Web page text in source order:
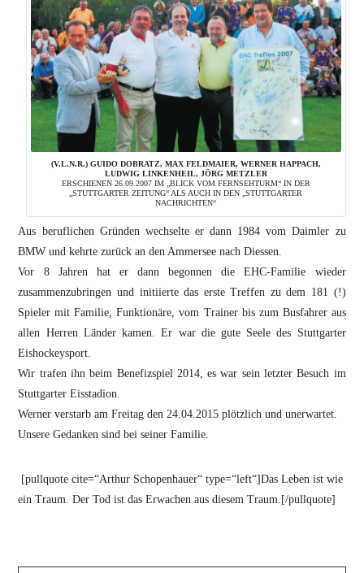
(V.L.N.R.) GUIDO DOBRATZ, MAX FELDMAIER, WERNER HAPPACH,
LUDWIG LINKENHEIL, JÖRG METZLER
ERSCHIENEN 26.09.2007 IM „BLICK VOM FERNSEHTURM“ IN DER
„STUTTGARTER ZEITUNG“ ALS AUCH IN DEN „STUTTGARTER
NACHRICHTEN“
Aus beruflichen Gründen wechselte er dann 1984 vom Daimler zu
BMW und kehrte zurück an den Ammersee nach Diessen.
Vor 8 Jahren hat er dann begonnen die EHC-Familie wieder
zusammenzubringen und initiierte das erste Treffen zu dem 181 (!)
Spieler mit Familie, Funktionäre, vom Trainer bis zum Busfahrer aus
allen Herren Länder kamen. Er war die gute Seele des Stuttgarter
Eishockeysport.
Wir trafen ihn beim Benefizspiel 2014, es war sein letzter Besuch im
Stuttgarter Eisstadion.
Werner verstarb am Freitag den 24.04.2015 plötzlich und unerwartet.
Unsere Gedanken sind bei seiner Familie.
[pullquote cite=“Arthur Schopenhauer“ type=“left“]Das Leben ist wie
ein Traum. Der Tod ist das Erwachen aus diesem Traum.[/pullquote]